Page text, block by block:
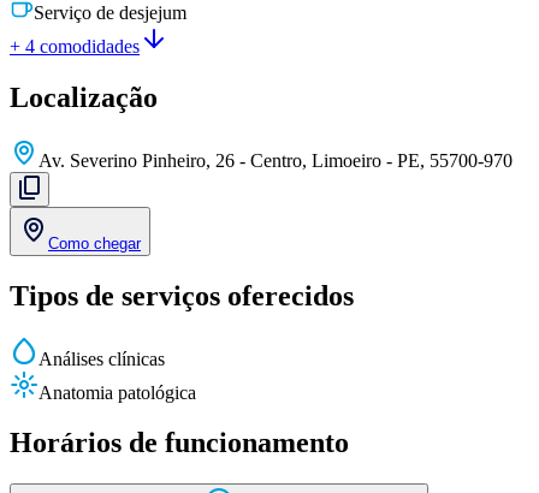
Serviço de desjejum
+ 4 comodidades
Localização
Av. Severino Pinheiro, 26 - Centro, Limoeiro - PE, 55700-970
Como chegar
Tipos de serviços oferecidos
Análises clínicas
Anatomia patológica
Horários de funcionamento